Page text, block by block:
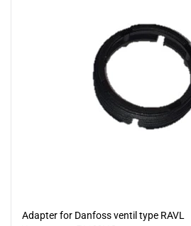
Adapter for Danfoss ventil type RAVL